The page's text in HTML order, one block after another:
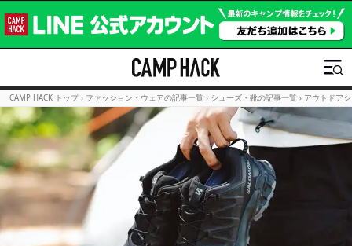
CAMP HACK トップ › ファッション・ウェアの記事一覧 › シューズ・靴の記事一覧 › アウトドア